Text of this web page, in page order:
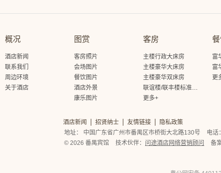
概况
酒店新闻
联系我们
周边环境
关于酒店
图赏
客房照片
会场图片
餐饮图片
酒店外景
康乐图片
客房
主楼行政大床房
主楼豪华大床房
主楼豪华双床房
联谊楼/联丰楼标准大床房
更多+
富
富
更
酒店新闻 招贤纳士 友情链接
隐私政策
地址： 中国广东省广州市番禺区市桥街大北路130号
电话
© 2026 番禺宾馆
技术伙伴： 问途酒店网络营销顾问 备